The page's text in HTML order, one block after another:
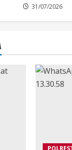
31/07/2026